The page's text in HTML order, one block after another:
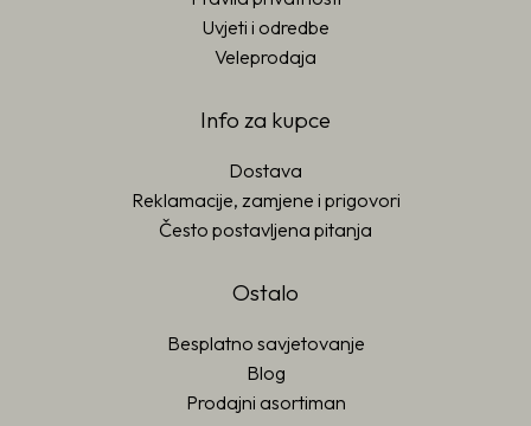
Uvjeti i odredbe
Veleprodaja
Info za kupce
Dostava
Reklamacije, zamjene i prigovori
Često postavljena pitanja
Ostalo
Besplatno savjetovanje
Blog
Prodajni asortiman